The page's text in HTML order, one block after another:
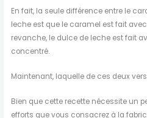
En fait, la seule différence entre le
leche est que le caramel est fait avec
revanche, le dulce de leche est fait
concentré.
Maintenant, laquelle de ces deux
Bien que cette recette nécessite un
efforts que vous consacrez à la